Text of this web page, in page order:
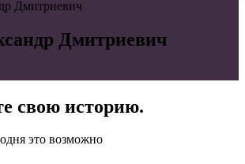
Дмитриевич
свою историю.
это возможно